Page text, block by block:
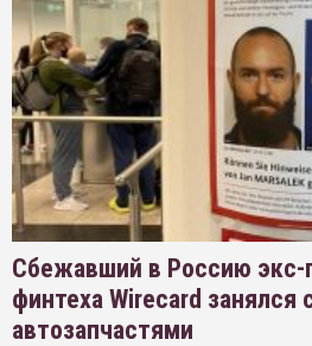
Сбежавший в Россию экс-
финтеха Wirecard занялся
автозапчастями